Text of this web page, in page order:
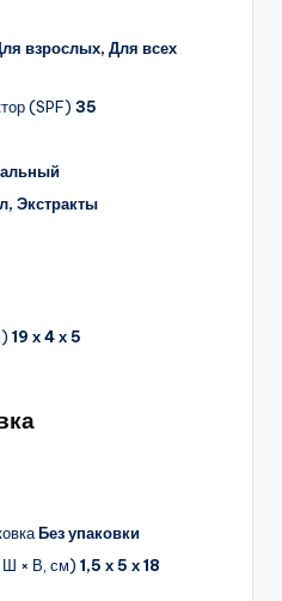
взрослых, Для всех
(SPF) 35
Экстракты
19 х 4 х 5
Без упаковки
Ш × В, см) 1,5 х 5 х 18